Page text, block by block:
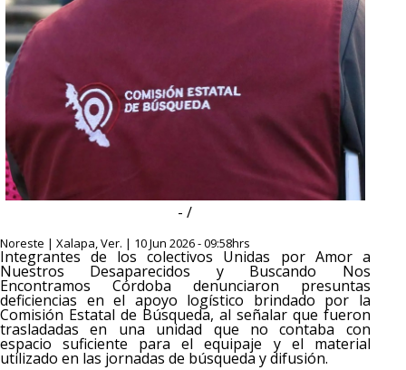
- /
Noreste | Xalapa, Ver. | 10 Jun 2026 - 09:58hrs
Integrantes de los colectivos Unidas por Amor a
Nuestros Desaparecidos y Buscando Nos
Encontramos Córdoba denunciaron presuntas
deficiencias en el apoyo logístico brindado por la
Comisión Estatal de Búsqueda, al señalar que fueron
trasladadas en una unidad que no contaba con
espacio suficiente para el equipaje y el material
utilizado en las jornadas de búsqueda y difusión.